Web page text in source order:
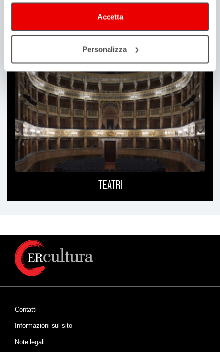
Accetta
Personalizza
Protagonisti
Teatri
Contatti
Informazioni sul sito
Note legali